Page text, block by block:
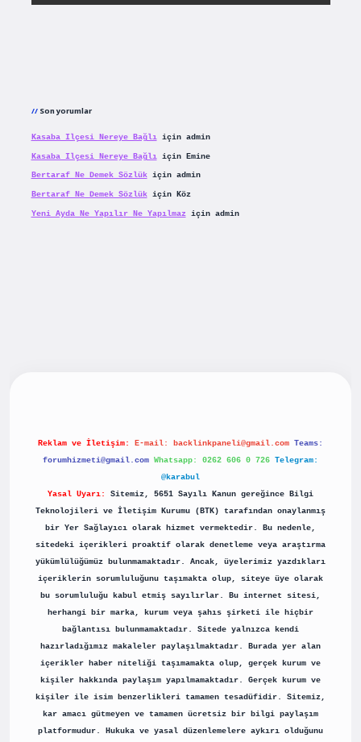
Son yorumlar
Kasaba Ilçesi Nereye Bağlıiçin admin
Kasaba Ilçesi Nereye Bağlıiçin Emine
Bertaraf Ne Demek Sözlükiçin admin
Bertaraf Ne Demek Sözlükiçin Köz
Yeni Ayda Ne Yapılır Ne Yapılmaziçin admin
Reklam ve İletişim: E-mail: backlinkpaneli@gmail.com Teams:
forumhizmeti@gmail.com Whatsapp: 0262 606 0 726 Telegram:
@karabul
Yasal Uyarı:
Sitemiz, 5651 Sayılı Kanun gereğince Bilgi
Teknolojileri ve İletişim Kurumu (BTK) tarafından onaylanmış
bir Yer Sağlayıcı olarak hizmet vermektedir. Bu nedenle,
sitedeki içerikleri proaktif olarak denetleme veya araştırma
yükümlülüğümüz bulunmamaktadır. Ancak, üyelerimiz yazdıkları
içeriklerin sorumluluğunu taşımakta olup, siteye üye olarak
bu sorumluluğu kabul etmiş sayılırlar. Bu internet sitesi,
herhangi bir marka, kurum veya şahıs şirketi ile hiçbir
bağlantısı bulunmamaktadır. Sitede yalnızca kendi
hazırladığımız makaleler paylaşılmaktadır. Burada yer alan
içerikler haber niteliği taşımamakta olup, gerçek kurum ve
kişiler hakkında paylaşım yapılmamaktadır. Gerçek kurum ve
kişiler ile isim benzerlikleri tamamen tesadüfidir. Sitemiz,
kar amacı gütmeyen ve tamamen ücretsiz bir bilgi paylaşım
platformudur. Hukuka ve yasal düzenlemelere aykırı olduğunu